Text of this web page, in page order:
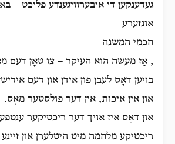
געדענקען די איבערוויגענדע פליכט –
אונזערע
חכמי המשנה
, אַז מעשה הוא העיקר – צו טאָן דעם
בויען דאָס לעבן פון אידן און דעם
און אין איכות, אין דער פולסטער מאָס.
און דאָס איז אויך דער ריכטיקער
ריכטיקע מלחמה מיט היטלערן און